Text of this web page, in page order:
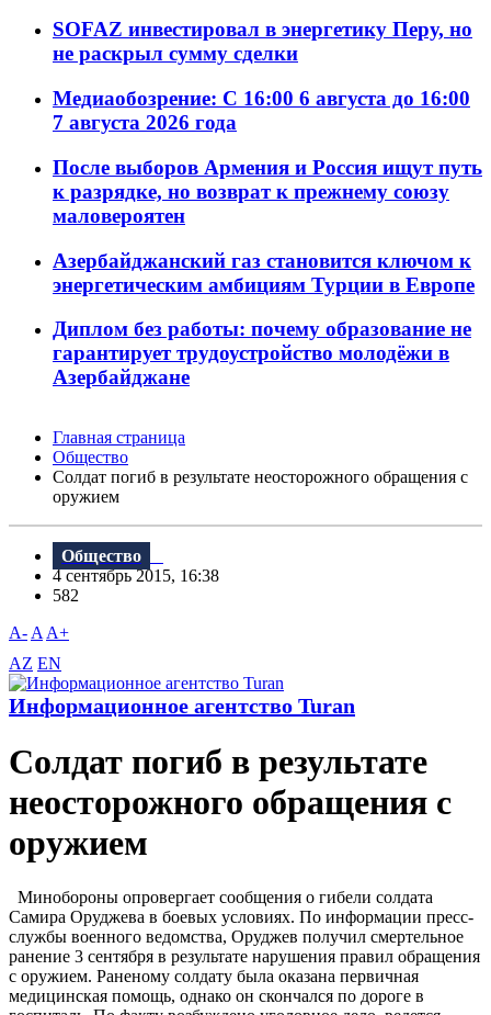
SOFAZ инвестировал в энергетику Перу, но
не раскрыл сумму сделки
Медиаобозрение: С 16:00 6 августа до 16:00
7 августа 2026 года
После выборов Армения и Россия ищут путь
к разрядке, но возврат к прежнему союзу
маловероятен
Азербайджанский газ становится ключом к
энергетическим амбициям Турции в Европе
Диплом без работы: почему образование не
гарантирует трудоустройство молодёжи в
Азербайджане
Главная страница
Общество
Солдат погиб в результате неосторожного обращения с
оружием
Общество
4 сентябрь 2015, 16:38
582
A- A A+
AZ EN
Информационное агентство Turan
Солдат погиб в результате
неосторожного обращения с
оружием
Минобороны опровергает сообщения о гибели солдата
Самира Оруджева в боевых условиях. По информации пресс-
службы военного ведомства, Оруджев получил смертельное
ранение 3 сентября в результате нарушения правил обращения
с оружием. Раненому солдату была оказана первичная
медицинская помощь, однако он скончался по дороге в